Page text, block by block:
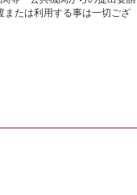
または利用する事は一切ござ